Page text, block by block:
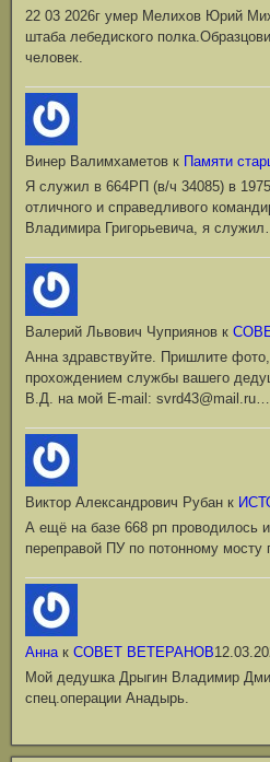
22 03 2026г умер Мелихов Юрий
штаба лебедиского
человек.
Винер Валимхаметов к Памяти
Я служил в 664РП (в/ч 34085) в
отличного и справедливого
Владимира Григорьевича, я
Валерий Львович Чуприянов к
Анна здравствуйте. Пришлите
прохождением службы вашего
В.Д. на мой Е-mail: svrd43@mail.ru…
Виктор Александрович Рубан к
А ещё на базе 668 рп проводилось
переправой ПУ по потонному
Аннак СОВЕТ ВЕТЕРАНОВ
Мой дедушка Дрыгин Владимир
спец.операции Анадырь.